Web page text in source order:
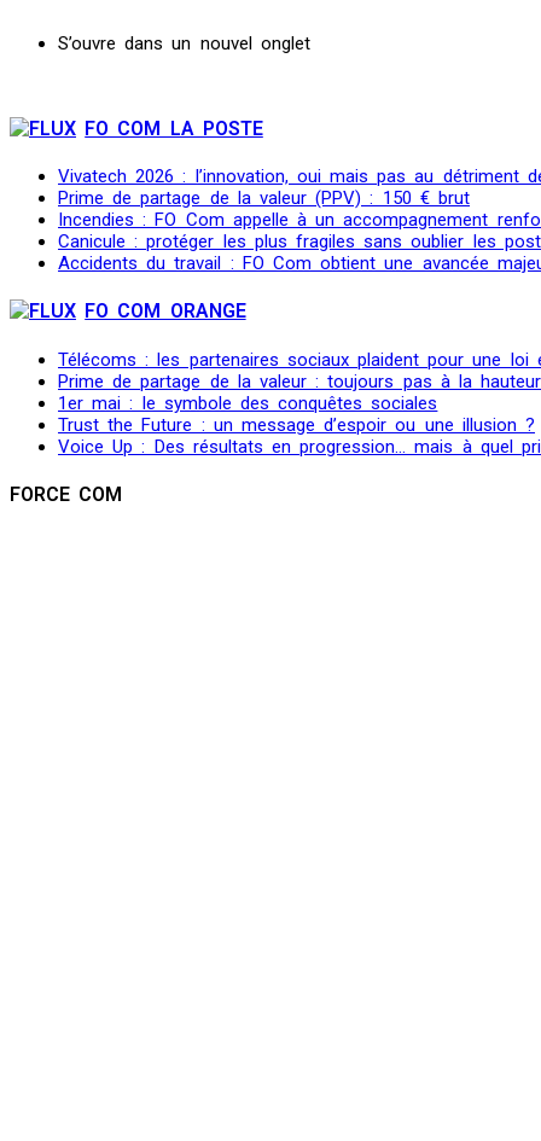
S’ouvre dans un nouvel onglet
FO COM LA POSTE
Vivatech 2026 : l’innovation, oui mais pas au détriment
Prime de partage de la valeur (PPV) : 150 € brut
Incendies : FO Com appelle à un accompagnement
Canicule : protéger les plus fragiles sans oublier les
Accidents du travail : FO Com obtient une avancée
FO COM ORANGE
Télécoms : les partenaires sociaux plaident pour une loi
Prime de partage de la valeur : toujours pas à la hauteur
1er mai : le symbole des conquêtes sociales
Trust the Future : un message d’espoir ou une illusion ?
Voice Up : Des résultats en progression… mais à quel
FORCE COM